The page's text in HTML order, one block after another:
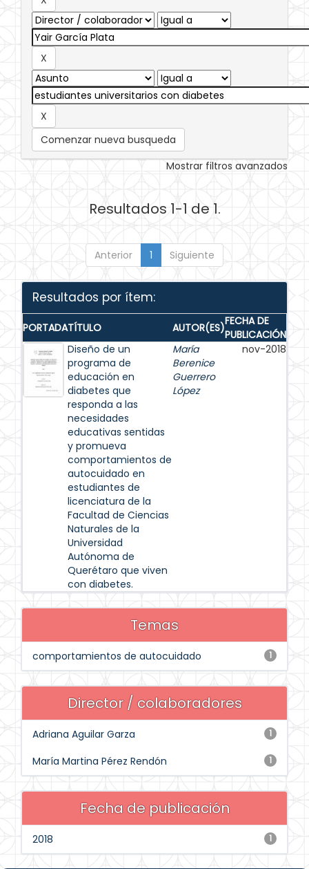
Comenzar nueva busqueda
Mostrar filtros avanzados
Resultados 1-1 de 1.
Anterior 1 Siguiente
Resultados por ítem:
PORTADATÍTULO AUTOR(ES)FECHA DE
PUBLICACIÓN
Diseño de un
programa de
educación en
diabetes que
responda a las
necesidades
educativas sentidas
y promueva
comportamientos de
autocuidado en
estudiantes de
licenciatura de la
Facultad de Ciencias
Naturales de la
Universidad
Autónoma de
Querétaro que viven
con diabetes.
María
Berenice
Guerrero
López
nov-2018
Temas
1
comportamientos de autocuidado
Director / colaboradores
1
Adriana Aguilar Garza
1
María Martina Pérez Rendón
Fecha de publicación
1
2018